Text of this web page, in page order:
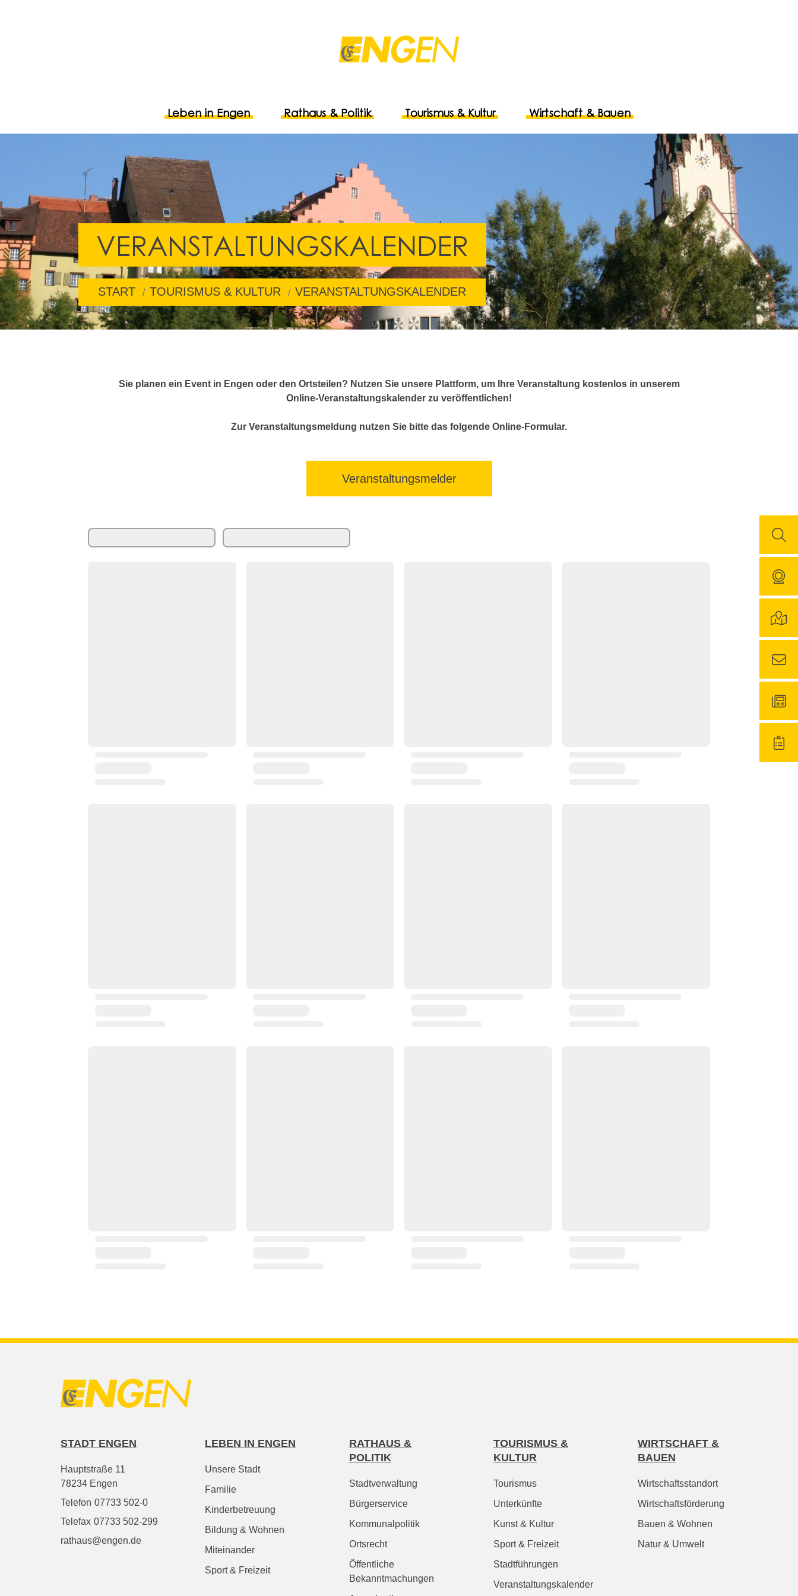
Leben in Engen Rathaus & Politik Tourismus & Kultur Wirtschaft & Bauen
VERANSTALTUNGSKALENDER
START TOURISMUS & KULTUR VERANSTALTUNGSKALENDER
Sie planen ein Event in Engen oder den Ortsteilen? Nutzen Sie unsere Plattform, um Ihre Veranstaltung kostenlos in unserem
Online-Veranstaltungskalender zu veröffentlichen!
Zur Veranstaltungsmeldung nutzen Sie bitte das folgende Online-Formular.
Veranstaltungsmelder
STADT ENGEN
Hauptstraße 11
78234 Engen
Telefon 07733 502-0
Telefax 07733 502-299
rathaus@engen.de
LEBEN IN ENGEN
Unsere Stadt
Familie
Kinderbetreuung
Bildung & Wohnen
Miteinander
Sport & Freizeit
RATHAUS &
POLITIK
Stadtverwaltung
Bürgerservice
Kommunalpolitik
Ortsrecht
Öffentliche
Bekanntmachungen
TOURISMUS &
KULTUR
Tourismus
Unterkünfte
Kunst & Kultur
Sport & Freizeit
Stadtführungen
Veranstaltungskalender
WIRTSCHAFT &
BAUEN
Wirtschaftsstandort
Wirtschaftsförderung
Bauen & Wohnen
Natur & Umwelt